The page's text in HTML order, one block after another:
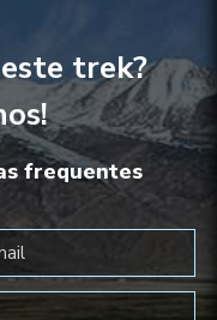
trek?
frequentes